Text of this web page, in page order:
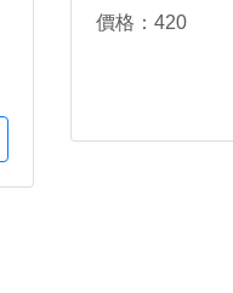
價格：420